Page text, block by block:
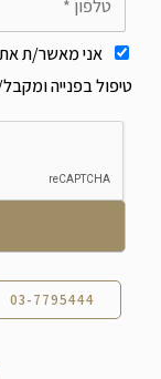
אני מאשר/ת
טיפול בפנייה
03-7795444